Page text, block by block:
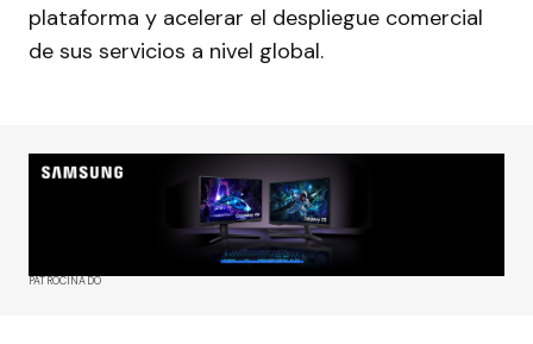
plataforma y acelerar el despliegue comercial
de sus servicios a nivel global.
PATROCINADO